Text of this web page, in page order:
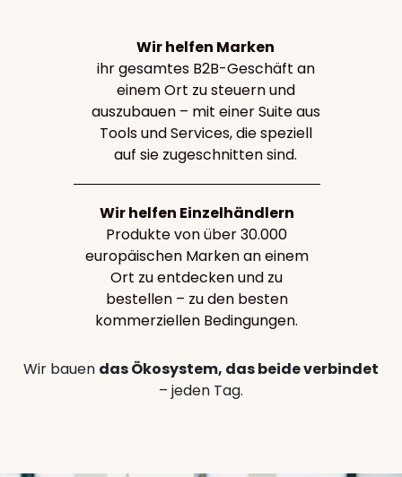
Wir helfen Marken
ihr gesamtes B2B-Geschäft an
einem Ort zu steuern und
auszubauen – mit einer Suite aus
Tools und Services, die speziell
auf sie zugeschnitten sind.
Wir helfen Einzelhändlern
Produkte von über 30.000
europäischen Marken an einem
Ort zu entdecken und zu
bestellen – zu den besten
kommerziellen Bedingungen.
Wir bauen das Ökosystem, das beide verbindet
– jeden Tag.